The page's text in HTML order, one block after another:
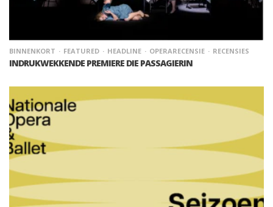
BINNENKORT FEATURED HEADLINE OPERARECENSIE RECENSIES
INDRUKWEKKENDE PREMIERE DIE PASSAGIERIN